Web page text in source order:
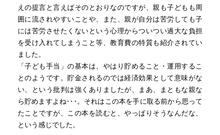
えの提言と言えばそのとおりなのですが、親も子どもも周
囲に流されやすいことや、また、親が自分は苦労しても子
には苦労させたくないという心理からついつい過大な負担
を受け入れてしまうこと等、教育費の特質も紹介されてい
ました。
「子ども手当」の基本は、やはり貯めること・運用するこ
とのようです。貯金されるのでは経済効果として意味がな
い、という批判は強くありましたが、まあ、まともな親な
ら貯めますよね･･･。それはこの本を手に取る前から思って
たことですが、この本を読むと、やっぱりそうなんだな、
という感じでした。